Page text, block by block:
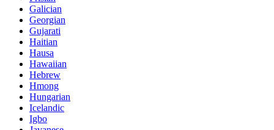
Galician
Georgian
Gujarati
Haitian
Hausa
Hawaiian
Hebrew
Hmong
Hungarian
Icelandic
Igbo